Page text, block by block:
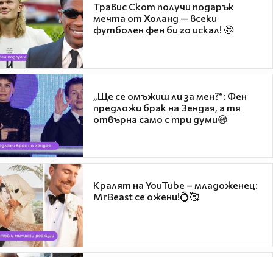
Травис Скот получи подарък
мечта от Холанд — всеки
футболен фен би го искал! 🤩
„Ще се омъжиш ли за мен?“: Фен
предложи брак на Зендая, а тя
отвърна само с три думи😅
Кралят на YouTube – младоженец:
MrBeast се ожени!💍🥰